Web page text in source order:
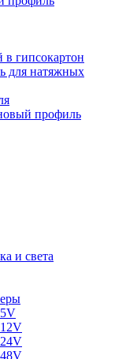
гипсокартон
для натяжных
профиль
и света